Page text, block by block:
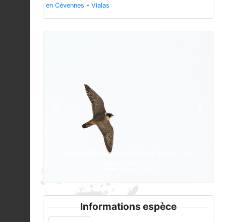
en Cévennes - Vialas
Faucon pèlerin en vol © Pascal Saulay - Parc
Informations espèce